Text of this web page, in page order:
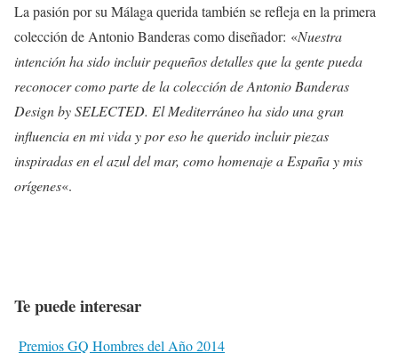
La pasión por su Málaga querida también se refleja en la primera
colección de Antonio Banderas como diseñador: «Nuestra
intención ha sido incluir pequeños detalles que la gente pueda
reconocer como parte de la colección de Antonio Banderas
Design by SELECTED. El Mediterráneo ha sido una gran
influencia en mi vida y por eso he querido incluir piezas
inspiradas en el azul del mar, como homenaje a España y mis
orígenes«.
Te puede interesar
Premios GQ Hombres del Año 2014